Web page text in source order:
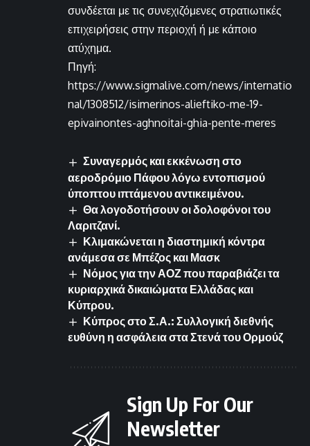
συνδέεται με τις συνεχιζόμενες στρατιωτικές
επιχειρήσεις στην περιοχή ή με κάποιο
ατύχημα.
Πηγή:
https://www.sigmalive.com/news/internatio
nal/1308512/isimerinos-alieftiko-me-19-
epivainontes-aghnoitai-ghia-pente-meres
Συναγερμός και εκκένωση στο
αεροδρόμιο Πάφου λόγω εντοπισμού
ύποπτου ιπτάμενου αντικειμένου.
Θα λογοδοτήσουν οι δολοφόνοι του
Λαριτζανί.
Κλιμακώνεται η διαστημική κόντρα
ανάμεσα σε Μπέζος και Μασκ
Νόμος για την ΑΟΖ που παραβιάζει τα
κυριαρχικά δικαιώματα Ελλάδας και
Κύπρου.
Κύπρος στο Σ.Α.: Συλλογική διεθνής
ευθύνη η ασφάλεια στα Στενά του Ορμούζ
Sign Up For Our
Newsletter